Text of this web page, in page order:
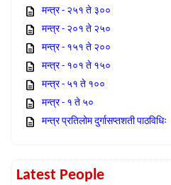
मन्त्र - २५१ ते ३००
मन्त्र - २०१ ते २५०
मन्त्र - १५१ ते २००
मन्त्र - १०१ ते १५०
मन्त्र - ५१ ते १००
मन्त्र - १ ते ५०
मन्त्र प्रतिलोम दुर्गासप्तशती पाठविधिः
Latest People